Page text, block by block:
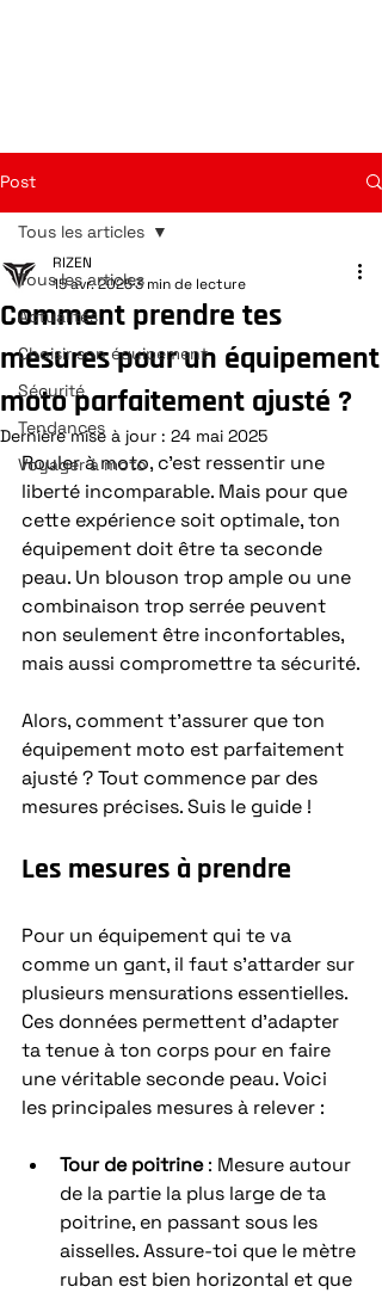
Post
Tous les articles
Actualités
Choisir son équipement
Sécurité
Tendances
Voyager à moto
Tous les articles
Comment prendre tes
mesures pour un équipement
moto parfaitement ajusté ?
RIZEN
15 avr. 20253 min de lecture
Dernière mise à jour : 24 mai 2025
Rouler à moto, c’est ressentir une
liberté incomparable. Mais pour que
cette expérience soit optimale, ton
équipement doit être ta seconde
peau. Un blouson trop ample ou une
combinaison trop serrée peuvent
non seulement être inconfortables,
mais aussi compromettre ta sécurité.
Alors, comment t’assurer que ton
équipement moto est parfaitement
ajusté ? Tout commence par des
mesures précises. Suis le guide !
Les mesures à prendre
Pour un équipement qui te va
comme un gant, il faut s’attarder sur
plusieurs mensurations essentielles.
Ces données permettent d’adapter
ta tenue à ton corps pour en faire
une véritable seconde peau. Voici
les principales mesures à relever :
Tour de poitrine : Mesure autour
de la partie la plus large de ta
poitrine, en passant sous les
aisselles. Assure-toi que le mètre
ruban est bien horizontal et que